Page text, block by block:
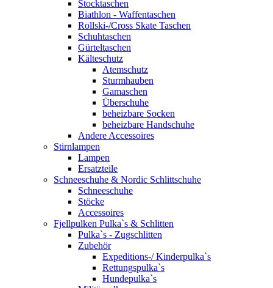
Stocktaschen
Biathlon - Waffentaschen
Rollski-/Cross Skate Taschen
Schuhtaschen
Gürteltaschen
Kälteschutz
Atemschutz
Sturmhauben
Gamaschen
Überschuhe
beheizbare Socken
beheizbare Handschuhe
Andere Accessoires
Stirnlampen
Lampen
Ersatzteile
Schneeschuhe & Nordic Schlittschuhe
Schneeschuhe
Stöcke
Accessoires
Fjellpulken Pulka`s & Schlitten
Pulka`s - Zugschlitten
Zubehör
Expeditions-/ Kinderpulka`s
Rettungspulka`s
Hundepulka`s